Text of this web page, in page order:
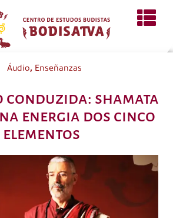
Áudio, Enseñanzas
conduzida: shamata
energia dos cinco
elementos